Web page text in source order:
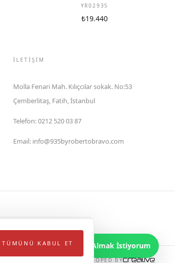
YR02935
₺19.440
İLETIŞIM
Molla Fenari Mah. Kılıçcılar sokak. No:53
Çemberlitaş, Fatih, İstanbul
Telefon:0212 520 03 87
Email: info@935byrobertobravo.com
DEVELOPED BY
Bilgi Almak İstiyorum
TÜMÜNÜ KABUL ET